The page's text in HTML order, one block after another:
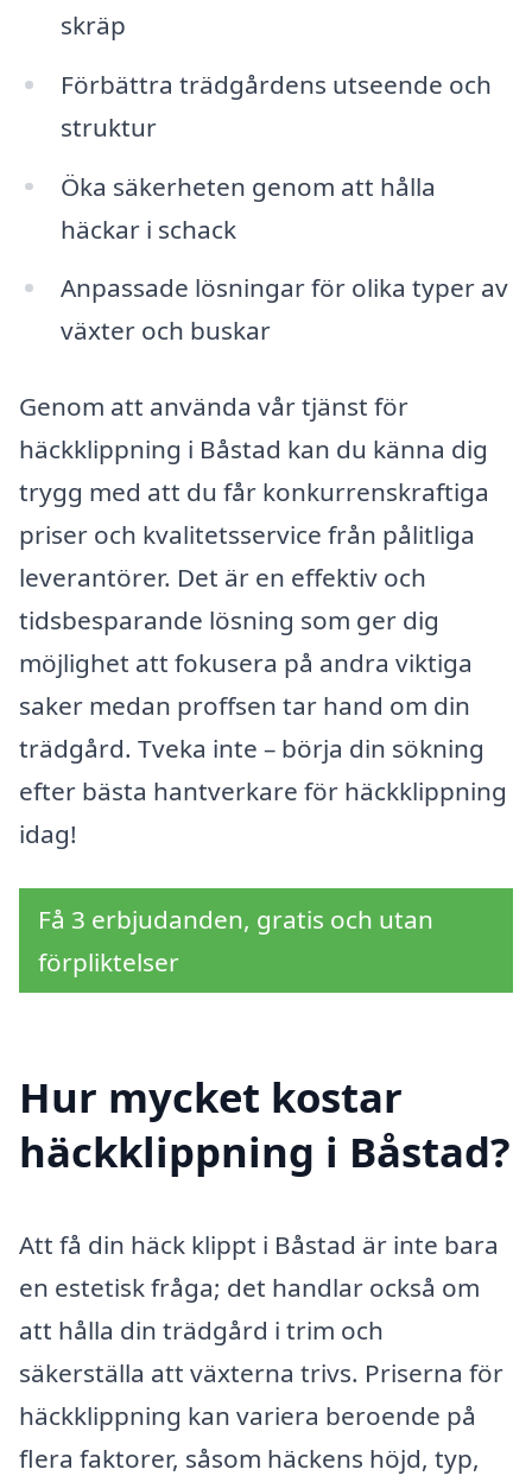
skräp
Förbättra trädgårdens utseende och
struktur
Öka säkerheten genom att hålla
häckar i schack
Anpassade lösningar för olika typer av
växter och buskar
Genom att använda vår tjänst för
häckklippning i Båstad kan du känna dig
trygg med att du får konkurrenskraftiga
priser och kvalitetsservice från pålitliga
leverantörer. Det är en effektiv och
tidsbesparande lösning som ger dig
möjlighet att fokusera på andra viktiga
saker medan proffsen tar hand om din
trädgård. Tveka inte – börja din sökning
efter bästa hantverkare för häckklippning
idag!
Få 3 erbjudanden, gratis och utan
förpliktelser
Hur mycket kostar
häckklippning i Båstad?
Att få din häck klippt i Båstad är inte bara
en estetisk fråga; det handlar också om
att hålla din trädgård i trim och
säkerställa att växterna trivs. Priserna för
häckklippning kan variera beroende på
flera faktorer, såsom häckens höjd, typ,